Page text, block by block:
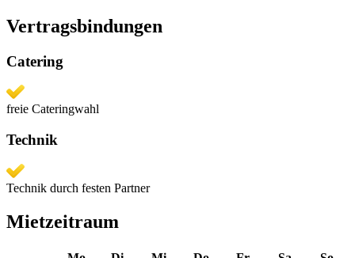
Vertragsbindungen
Catering
freie Cateringwahl
Technik
Technik durch festen Partner
Mietzeitraum